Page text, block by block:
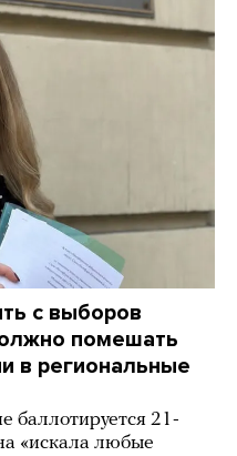
с выборов
помешать
в региональные
баллотируется 21-
«искала любые